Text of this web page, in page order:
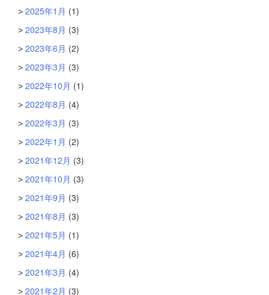
2025年1月 (1)
2023年8月 (3)
2023年6月 (2)
2023年3月 (3)
2022年10月 (1)
2022年8月 (4)
2022年3月 (3)
2022年1月 (2)
2021年12月 (3)
2021年10月 (3)
2021年9月 (3)
2021年8月 (3)
2021年5月 (1)
2021年4月 (6)
2021年3月 (4)
2021年2月 (3)